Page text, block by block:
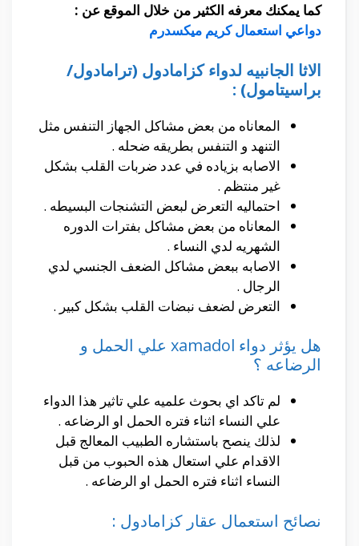
كما يمكنك معرفه الكثير من خلال الموقع عن :
دواعي استعمال كريم ميكسدرم
الاثا الجانبيه لدواء كزامادول (ترامادول/
براسيتامول) :
المعاناه من بعض مشاكل الجهاز التنفس مثل
التنهد و التنفس بطريقه ضحله .
الاصابه بزياده في عدد ضربات القلب بشكل
غير منتظم .
احتماليه التعرض لبعض التشنجات البسيطه .
المعاناه من بعض مشاكل بفترات الدوره
الشهريه لدي النساء .
الاصابه ببعض مشاكل الضعف الجنسي لدي
الرجال .
التعرض لضعف نبضات القلب بشكل كبير .
هل يؤثر دواء xamadol علي الحمل و
الرضاعه ؟
لم تاكد اي بحوث علميه علي تاثير هذا الدواء
علي النساء اثناء فتره الحمل او الرضاعه .
لذلك ينصح باستشاره الطبيب المعالج قبل
الاقدام علي استعال هذه الحبوب من قبل
النساء اثناء فتره الحمل او الرضاعه .
نصائح استعمال عقار كزامادول :